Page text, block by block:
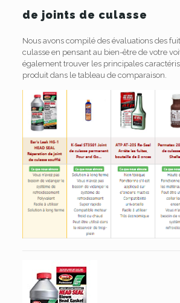
de joints de culasse
Nous avons compilé des évaluations des
culasse en pensant au bien-être de votre
également trouver les principales
produit dans le tableau de comparaison.